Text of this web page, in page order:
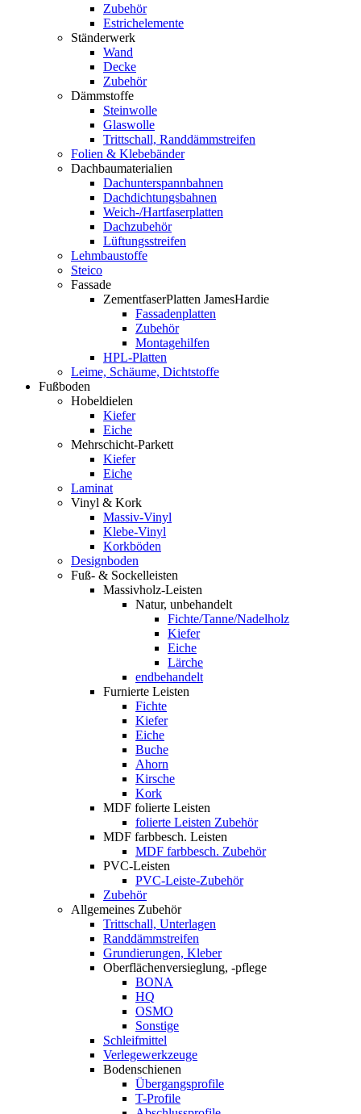
Zubehör
Estrichelemente
Ständerwerk
Wand
Decke
Zubehör
Dämmstoffe
Steinwolle
Glaswolle
Trittschall, Randdämmstreifen
Folien & Klebebänder
Dachbaumaterialien
Dachunterspannbahnen
Dachdichtungsbahnen
Weich-/Hartfaserplatten
Dachzubehör
Lüftungsstreifen
Lehmbaustoffe
Steico
Fassade
ZementfaserPlatten JamesHardie
Fassadenplatten
Zubehör
Montagehilfen
HPL-Platten
Leime, Schäume, Dichtstoffe
Fußboden
Hobeldielen
Kiefer
Eiche
Mehrschicht-Parkett
Kiefer
Eiche
Laminat
Vinyl & Kork
Massiv-Vinyl
Klebe-Vinyl
Korkböden
Designboden
Fuß- & Sockelleisten
Massivholz-Leisten
Natur, unbehandelt
Fichte/Tanne/Nadelholz
Kiefer
Eiche
Lärche
endbehandelt
Furnierte Leisten
Fichte
Kiefer
Eiche
Buche
Ahorn
Kirsche
Kork
MDF folierte Leisten
folierte Leisten Zubehör
MDF farbbesch. Leisten
MDF farbbesch. Zubehör
PVC-Leisten
PVC-Leiste-Zubehör
Zubehör
Allgemeines Zubehör
Trittschall, Unterlagen
Randdämmstreifen
Grundierungen, Kleber
Oberflächenversieglung, -pflege
BONA
HQ
OSMO
Sonstige
Schleifmittel
Verlegewerkzeuge
Bodenschienen
Übergangsprofile
T-Profile